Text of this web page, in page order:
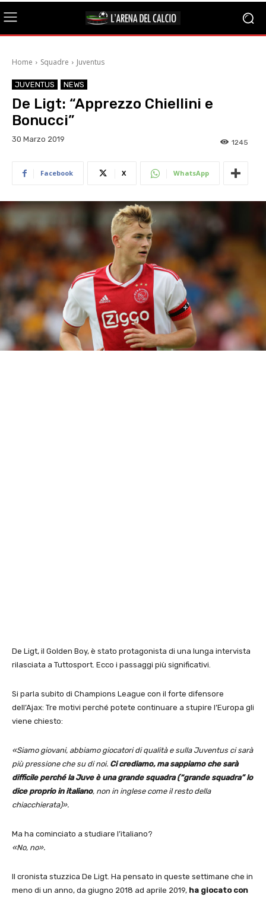
Home Squadre Juventus
JUVENTUS NEWS
De Ligt: “Apprezzo Chiellini e
Bonucci”
30 Marzo 2019 1245
Facebook X WhatsApp
De Ligt, il Golden Boy, è stato protagonista di una lunga intervista
rilasciata a Tuttosport. Ecco i passaggi più significativi.
Si parla subito di Champions League con il forte difensore
dell’Ajax: Tre motivi perché potete continuare a stupire l’Europa gli
viene chiesto:
«Siamo giovani, abbiamo giocatori di qualità e sulla Juventus ci sarà
più pressione che su di noi. Ci crediamo, ma sappiamo che sarà
difficile perché la Juve è una grande squadra (“grande squadra” lo
dice proprio in italiano, non in inglese come il resto della
chiacchierata)».
Ma ha cominciato a studiare l’italiano?
«No, no».
Il cronista stuzzica De Ligt. Ha pensato in queste settimane che in
meno di un anno, da giugno 2018 ad aprile 2019, ha giocato con